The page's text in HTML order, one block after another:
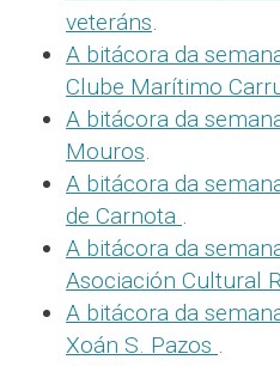
veteráns.
A bitácora da
Clube Marítimo
A bitácora da
Mouros.
A bitácora da
de Carnota .
A bitácora da
Asociación Cultural
A bitácora da
Xoán S. Pazos .